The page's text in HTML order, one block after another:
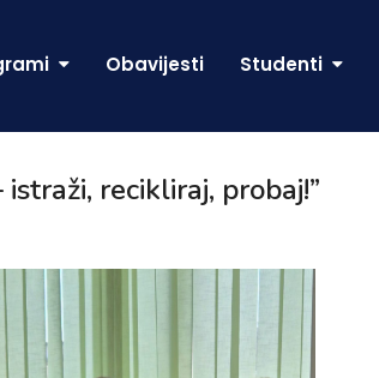
Obavijesti Studenti
recikliraj, probaj!”